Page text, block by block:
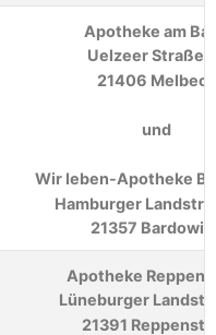
Apotheke am
Uelzeer Straße
21406 Melbeck
und
Wir leben-Apotheke
Hamburger
21357
Apotheke
Lüneburger
21391